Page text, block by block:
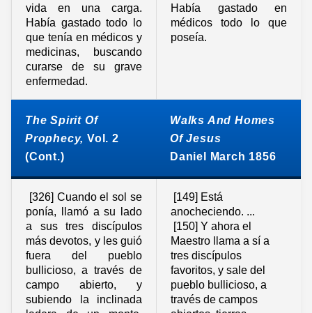
vida en una carga.
Había gastado todo lo
que tenía en médicos y
medicinas, buscando
curarse de su grave
enfermedad.
Había gastado en
médicos todo lo que
poseía.
The Spirit Of
Prophecy, Vol. 2
(Cont.)
Walks And Homes
Of Jesus
Daniel March 1856
[326] Cuando el sol se
ponía, llamó a su lado
a sus tres discípulos
más devotos, y les guió
fuera del pueblo
bullicioso, a través de
campo abierto, y
subiendo la inclinada
[149] Está
anocheciendo. ...
[150] Y ahora el
Maestro llama a sí a
tres discípulos
favoritos, y sale del
pueblo bullicioso, a
través de campos